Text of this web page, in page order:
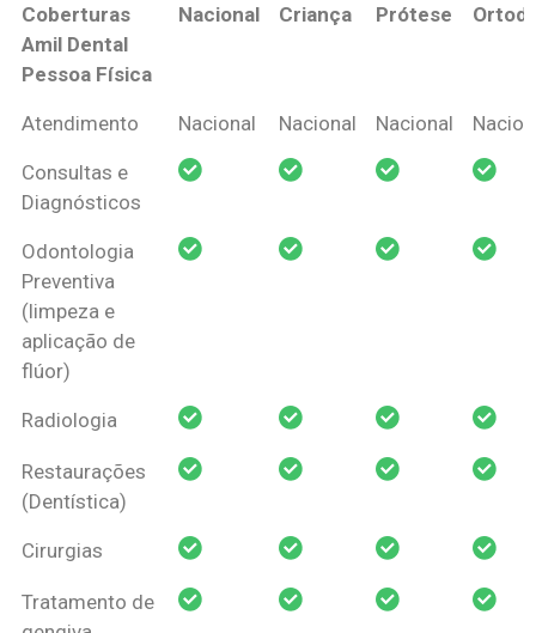
Coberturas
Amil Dental
Pessoa Física
Nacional Criança Prótese
Coberturas
Pessoa Física
Nacional Criança Prótese
Atendimento Nacional Nacional Nacional
Consultas e
Diagnósticos
Odontologia
Preventiva
(limpeza e
aplicação de
flúor)
Radiologia
Restaurações
(Dentística)
Cirurgias
Tratamento de